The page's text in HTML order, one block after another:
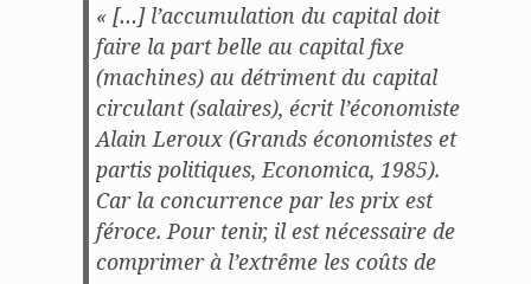
« […] l’accumulation du capital doit
faire la part belle au capital fixe
(machines) au détriment du capital
circulant (salaires), écrit l’économiste
Alain Leroux (Grands économistes et
partis politiques, Economica, 1985).
Car la concurrence par les prix est
féroce. Pour tenir, il est nécessaire de
comprimer à l’extrême les coûts de